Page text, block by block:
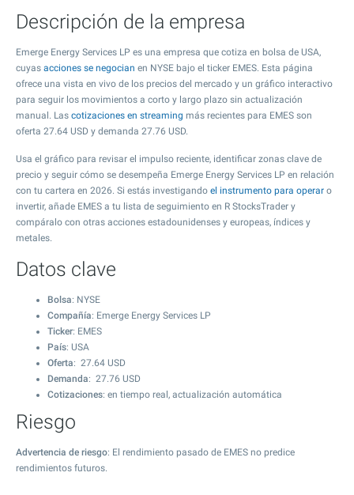
Descripción de la empresa
Emerge Energy Services LP es una empresa que cotiza en bolsa de USA,
cuyas acciones se negocian en NYSE bajo el ticker EMES. Esta página
ofrece una vista en vivo de los precios del mercado y un gráfico interactivo
para seguir los movimientos a corto y largo plazo sin actualización
manual. Las cotizaciones en streaming más recientes para EMES son
oferta 27.64 USD y demanda 27.76 USD.
Usa el gráfico para revisar el impulso reciente, identificar zonas clave de
precio y seguir cómo se desempeña Emerge Energy Services LP en relación
con tu cartera en 2026. Si estás investigando el instrumento para operar o
invertir, añade EMES a tu lista de seguimiento en R StocksTrader y
compáralo con otras acciones estadounidenses y europeas, índices y
metales.
Datos clave
Bolsa: NYSE
Compañía: Emerge Energy Services LP
Ticker: EMES
País: USA
Oferta: 27.64 USD
Demanda: 27.76 USD
Cotizaciones: en tiempo real, actualización automática
Riesgo
Advertencia de riesgo: El rendimiento pasado de EMES no predice
rendimientos futuros.